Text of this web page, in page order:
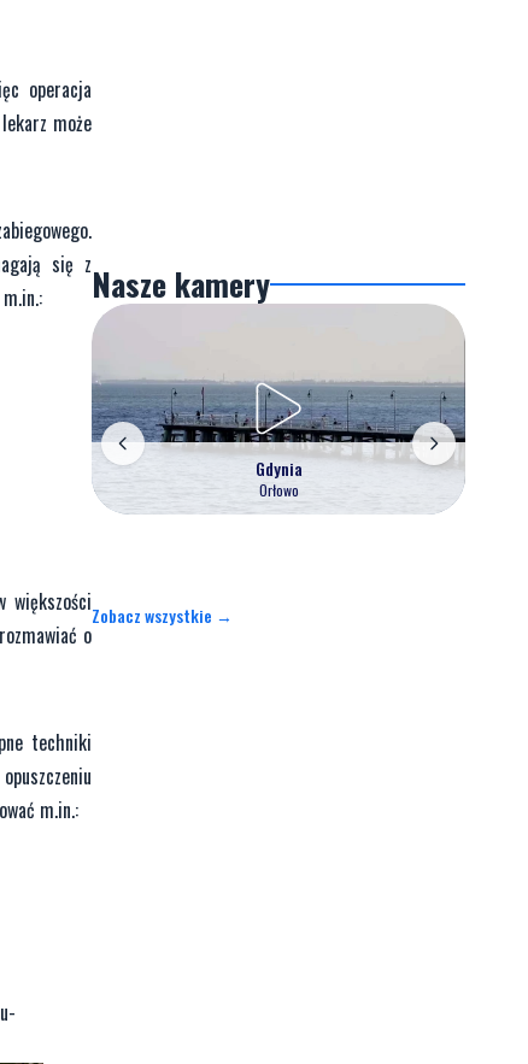
operacja
może
się z
większości
o
techniki
m.in.:
Nasze kamery
Gdynia
Orłowo
Zobacz wszystkie →